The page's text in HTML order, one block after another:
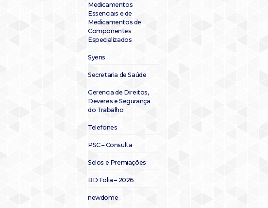
Medicamentos
Essenciais e de
Medicamentos de
Componentes
Especializados
Syens
Secretaria de Saúde
Gerencia de Direitos,
Deveres e Segurança
do Trabalho
Telefones
PSC – Consulta
Selos e Premiações
BD Folia – 2026
newdome